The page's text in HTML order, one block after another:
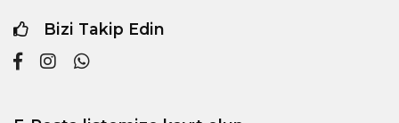
Bizi Takip Edin